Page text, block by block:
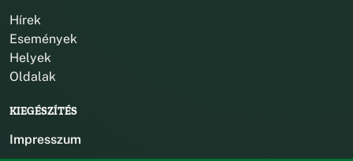
Hírek
Események
Helyek
Oldalak
KIEGÉSZÍTÉS
Impresszum